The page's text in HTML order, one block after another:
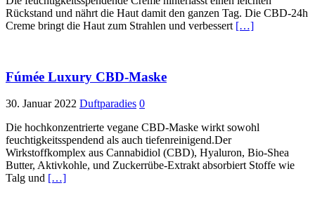
Rückstand und nährt die Haut damit den ganzen Tag. Die CBD-24h
Creme bringt die Haut zum Strahlen und verbessert […]
Fúmée Luxury CBD-Maske
30. Januar 2022 Duftparadies 0
Die hochkonzentrierte vegane CBD-Maske wirkt sowohl
feuchtigkeitsspendend als auch tiefenreinigend.Der
Wirkstoffkomplex aus Cannabidiol (CBD), Hyaluron, Bio-Shea
Butter, Aktivkohle, und Zuckerrübe-Extrakt absorbiert Stoffe wie
Talg und […]